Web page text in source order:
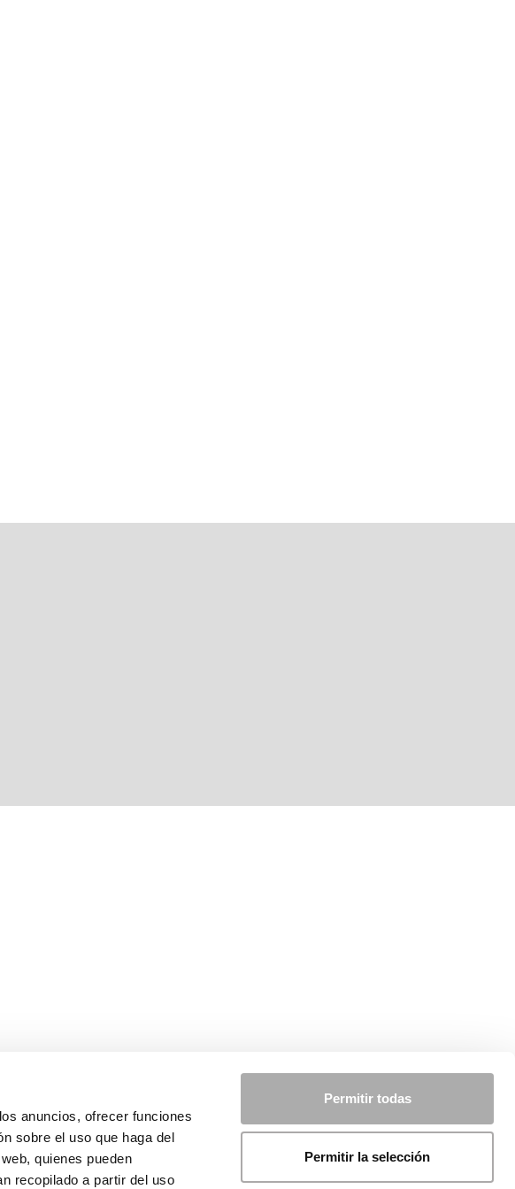
anuncios, ofrecer funciones
sobre el uso que haga del
quienes pueden
recopilado a partir del uso
Permitir todas
Permitir la selección